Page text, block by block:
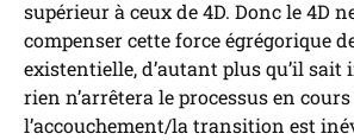
supérieur à ceux de 4D. Donc le 4D
compenser cette force égrégorique
existentielle, d’autant plus qu’il
rien n’arrêtera le processus en
l’accouchement/la transition est